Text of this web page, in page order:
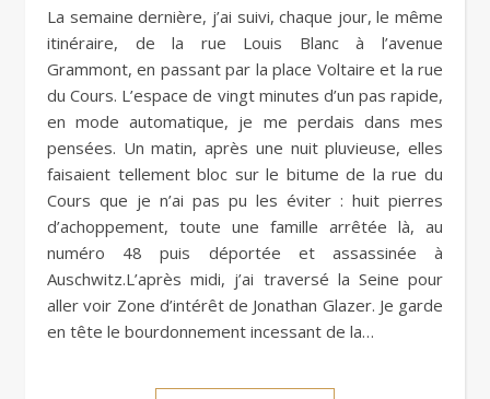
La semaine dernière, j’ai suivi, chaque jour, le même
itinéraire, de la rue Louis Blanc à l’avenue
Grammont, en passant par la place Voltaire et la rue
du Cours. L’espace de vingt minutes d’un pas rapide,
en mode automatique, je me perdais dans mes
pensées. Un matin, après une nuit pluvieuse, elles
faisaient tellement bloc sur le bitume de la rue du
Cours que je n’ai pas pu les éviter : huit pierres
d’achoppement, toute une famille arrêtée là, au
numéro 48 puis déportée et assassinée à
Auschwitz.L’après midi, j’ai traversé la Seine pour
aller voir Zone d’intérêt de Jonathan Glazer. Je garde
en tête le bourdonnement incessant de la…